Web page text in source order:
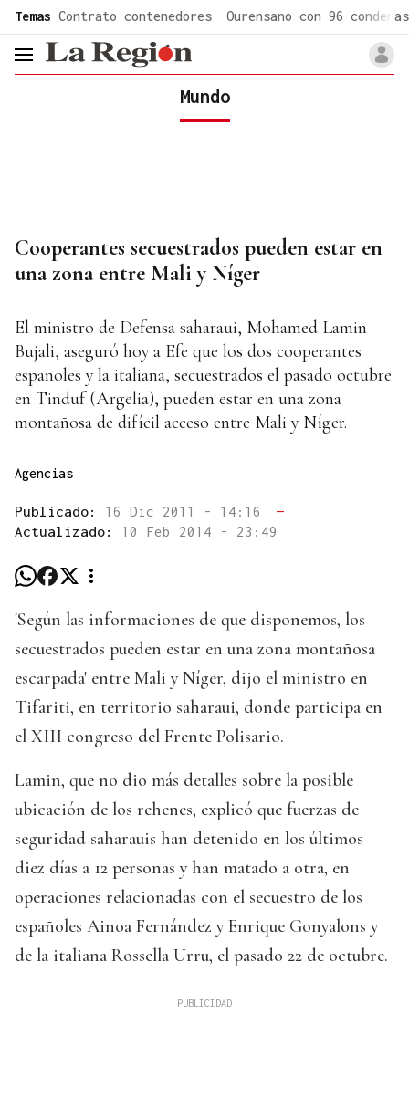
Temas Contrato contenedores Ourensano con 96 condenas
header.menu.open
Mundo
Cooperantes secuestrados pueden estar en
una zona entre Mali y Níger
El ministro de Defensa saharaui, Mohamed Lamin
Bujali, aseguró hoy a Efe que los dos cooperantes
españoles y la italiana, secuestrados el pasado octubre
en Tinduf (Argelia), pueden estar en una zona
montañosa de difícil acceso entre Mali y Níger.
Agencias
Publicado: 16 Dic 2011 - 14:16
—
Actualizado: 10 Feb 2014 - 23:49
'Según las informaciones de que disponemos, los
secuestrados pueden estar en una zona montañosa
escarpada' entre Mali y Níger, dijo el ministro en
Tifariti, en territorio saharaui, donde participa en
el XIII congreso del Frente Polisario.
Lamin, que no dio más detalles sobre la posible
ubicación de los rehenes, explicó que fuerzas de
seguridad saharauis han detenido en los últimos
diez días a 12 personas y han matado a otra, en
operaciones relacionadas con el secuestro de los
españoles Ainoa Fernández y Enrique Gonyalons y
de la italiana Rossella Urru, el pasado 22 de octubre.